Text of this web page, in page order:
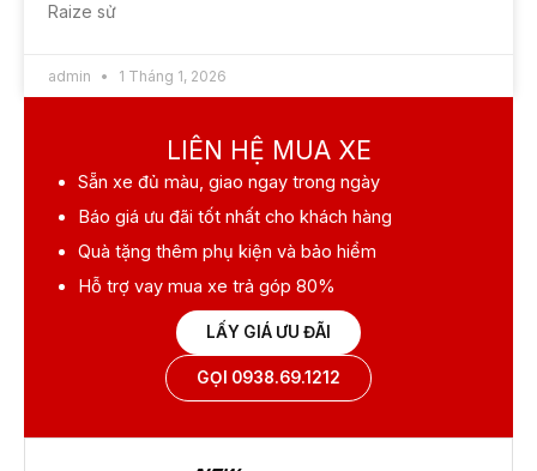
Raize sử
admin 1 Tháng 1, 2026
LIÊN HỆ MUA XE
Sẵn xe đủ màu, giao ngay trong ngày
Báo giá ưu đãi tốt nhất cho khách hàng
Quà tặng thêm phụ kiện và bảo hiểm
Hỗ trợ vay mua xe trả góp 80%
LẤY GIÁ ƯU ĐÃI
GỌI 0938.69.1212